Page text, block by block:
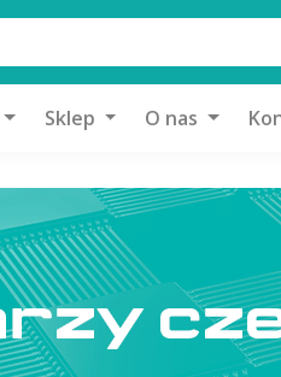
Sklep O nas